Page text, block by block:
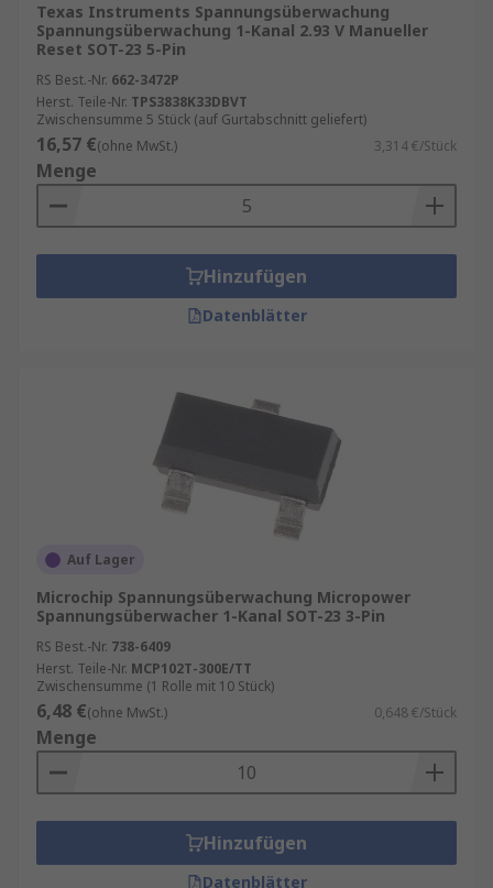
Texas Instruments Spannungsüberwachung
Spannungsüberwachung 1-Kanal 2.93 V Manueller
Reset SOT-23 5-Pin
RS Best.-Nr. 662-3472P
Herst. Teile-Nr. TPS3838K33DBVT
Zwischensumme 5 Stück (auf Gurtabschnitt geliefert)
16,57 €(ohne MwSt.) 3,314 €/Stück
Menge
Hinzufügen
Datenblätter
Auf Lager
Microchip Spannungsüberwachung Micropower
Spannungsüberwacher 1-Kanal SOT-23 3-Pin
RS Best.-Nr. 738-6409
Herst. Teile-Nr. MCP102T-300E/TT
Zwischensumme (1 Rolle mit 10 Stück)
6,48 €(ohne MwSt.) 0,648 €/Stück
Menge
Hinzufügen
Datenblätter